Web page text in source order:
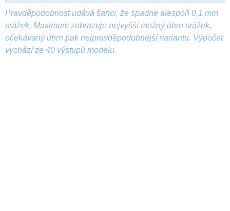
Pravděpodobnost udává šanci, že spadne alespoň 0,1 mm
srážek. Maximum zobrazuje nejvyšší možný úhrn srážek,
očekávaný úhrn pak nejpravděpodobnější variantu. Výpočet
vychází ze 40 výstupů modelu.